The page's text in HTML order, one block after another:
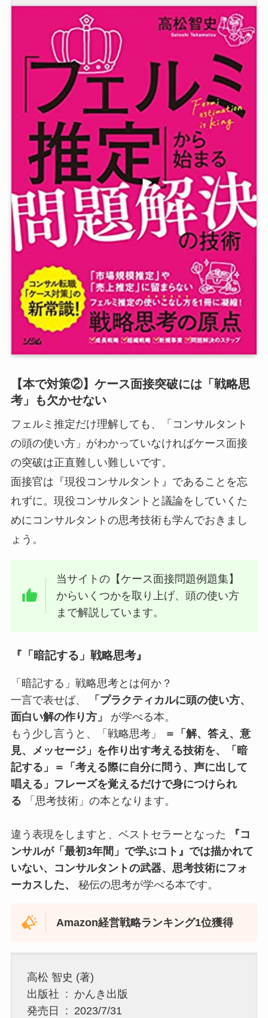
【本で対策②】ケース面接突破には「戦略思
考」も欠かせない
フェルミ推定だけ理解しても、「コンサルタント
の頭の使い方」がわかっていなければケース面接
の突破は正直難しい難しいです。
面接官は『現役コンサルタント』であることを忘
れずに。現役コンサルタントと議論をしていくた
めにコンサルタントの思考技術も学んでおきまし
ょう。
当サイトの【ケース面接問題例題集】
からいくつかを取り上げ、頭の使い方
まで解説しています。
『「暗記する」戦略思考』
「暗記する」戦略思考とは何か？
一言で表せば、
「プラクティカルに頭の使い方、
面白い解の作り方」 が学べる本。
もう少し言うと、「戦略思考」
＝「解、答え、意
見、メッセージ」を作り出す考える技術を、「暗
記する」＝「考える際に自分に問う、声に出して
唱える」フレーズを覚えるだけで身につけられ
る
「思考技術」の本となります。
違う表現をしますと、ベストセラーとなった
『コ
ンサルが「最初3年間」で学ぶコト』では描かれて
いない、コンサルタントの武器、思考技術にフォ
ーカスした、 秘伝の思考が学べる本です。
Amazon経営戦略ランキング1位獲得
高松 智史 (著)
出版社 ‏ : ‎ かんき出版
発売日 ‏ : ‎ 2023/7/31